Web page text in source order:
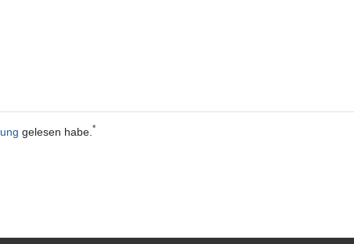
gelesen habe. *